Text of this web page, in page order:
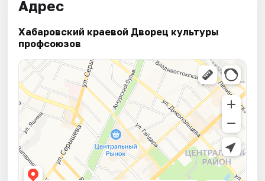
Адрес
Хабаровский краевой Дворец культуры
профсоюзов